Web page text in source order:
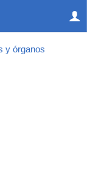
y órganos